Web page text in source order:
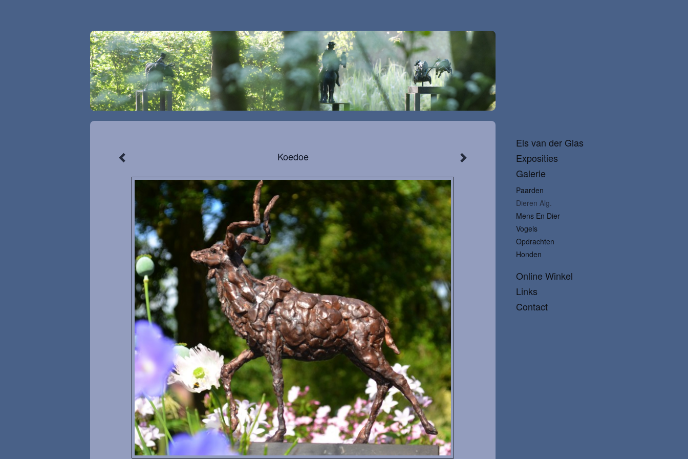
Koedoe
Els van der Glas
Exposities
Galerie
Paarden
Dieren Alg.
Mens En Dier
Vogels
Opdrachten
Honden
Online Winkel
Links
Contact